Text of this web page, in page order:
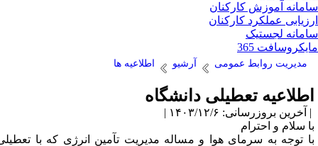
آموزش کارکنان
عملکرد کارکنان
لجستیک
365
مدیریت روابط عمومی آرشیو اطلاعیه ها
تعطیلی دانشگاه
بروزرسانی: ۱۴۰۳/۱۲/۶ |
سلام و احترام
توجه به سرمای هوا و مساله مدیریت تآمین انرژی که با تعطیلی